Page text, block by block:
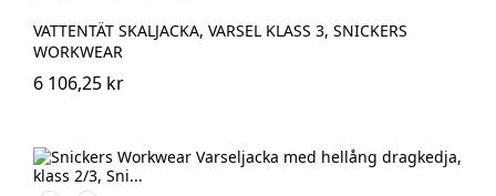
VATTENTÄT SKALJACKA, VARSEL KLASS 3, SNICKERS
WORKWEAR
6 106,25 kr